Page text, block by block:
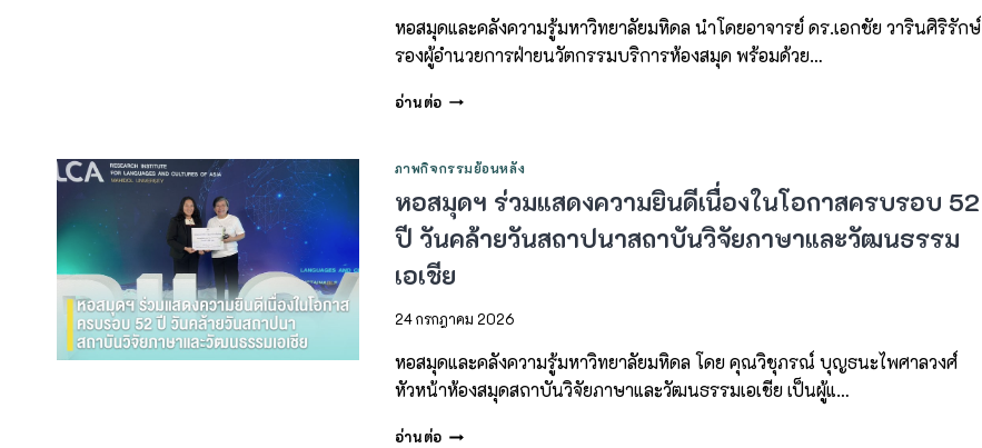
หอสมุดและคลังความรู้มหาวิทยาลัยมหิดล นำโดยอาจารย์ ดร.เอกชัย วารินศิริรักษ์
รองผู้อำนวยการฝ่ายนวัตกรรมบริการห้องสมุด พร้อมด้วย…
อ่านต่อ
ภาพกิจกรรมย้อนหลัง
หอสมุดฯ ร่วมแสดงความยินดีเนื่องในโอกาสครบรอบ 52
ปี วันคล้ายวันสถาปนาสถาบันวิจัยภาษาและวัฒนธรรม
เอเชีย
24 กรกฎาคม 2026
หอสมุดและคลังความรู้มหาวิทยาลัยมหิดล โดย คุณวิชุภรณ์ บุญธนะไพศาลวงศ์
หัวหน้าห้องสมุดสถาบันวิจัยภาษาและวัฒนธรรมเอเชีย เป็นผู้แ…
อ่านต่อ